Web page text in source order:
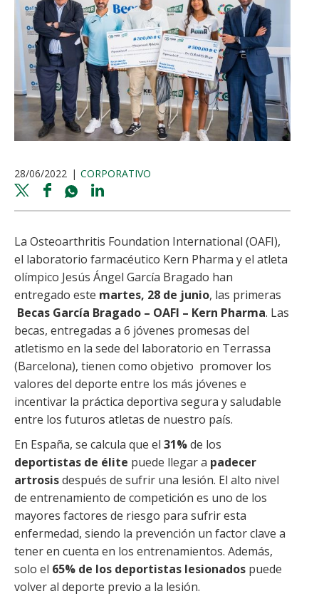
28/06/2022 CORPORATIVO
Twitter
share
Facebook
share
Whatsapp
shareshare
La Osteoarthritis Foundation International (OAFI),
el laboratorio farmacéutico Kern Pharma y el atleta
olímpico Jesús Ángel García Bragado han
entregado este martes, 28 de junio, las primeras
Becas García Bragado – OAFI – Kern Pharma. Las
becas, entregadas a 6 jóvenes promesas del
atletismo en la sede del laboratorio en Terrassa
(Barcelona), tienen como objetivo promover los
valores del deporte entre los más jóvenes e
incentivar la práctica deportiva segura y saludable
entre los futuros atletas de nuestro país.
En España, se calcula que el 31%de los
deportistas de élite puede llegar a padecer
artrosisdespués de sufrir una lesión. El alto nivel
de entrenamiento de competición es uno de los
mayores factores de riesgo para sufrir esta
enfermedad, siendo la prevención un factor clave a
tener en cuenta en los entrenamientos. Además,
solo el 65% de los deportistas lesionados puede
volver al deporte previo a la lesión.